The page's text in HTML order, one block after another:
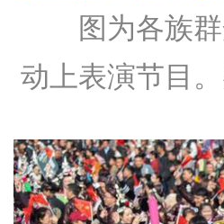
图为各族
动上表演节目